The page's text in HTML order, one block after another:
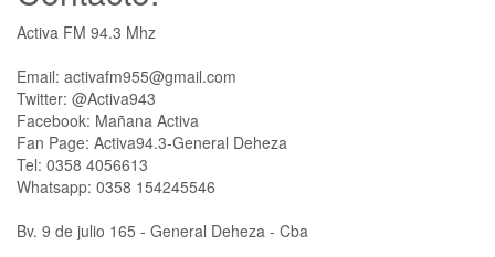
Activa FM 94.3 Mhz
Email: activafm955@gmail.com
Twitter: @Activa943
Facebook: Mañana Activa
Fan Page: Activa94.3-General Deheza
Tel: 0358 4056613
Whatsapp: 0358 154245546
Bv. 9 de julio 165 - General Deheza - Cba